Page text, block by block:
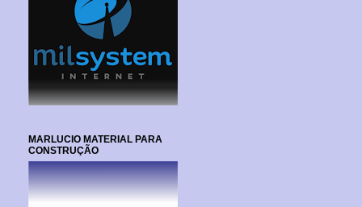
MARLUCIO MATERIAL PARA
CONSTRUÇÃO